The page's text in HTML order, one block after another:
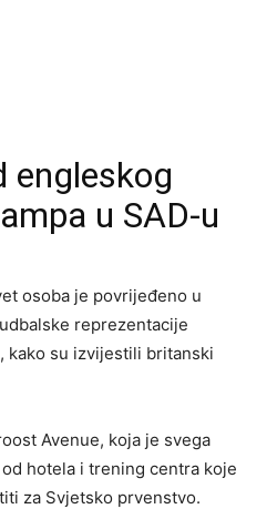
engleskog
u SAD-u
osoba je povrijeđeno u
reprezentacije
kako su izvijestili britanski
Avenue, koja je svega
hotela i trening centra koje
za Svjetsko prvenstvo.